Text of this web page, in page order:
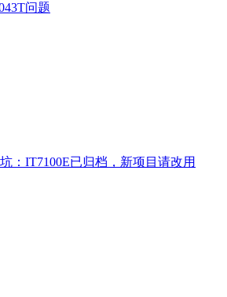
问题
：IT7100E已归档，新项目请改用